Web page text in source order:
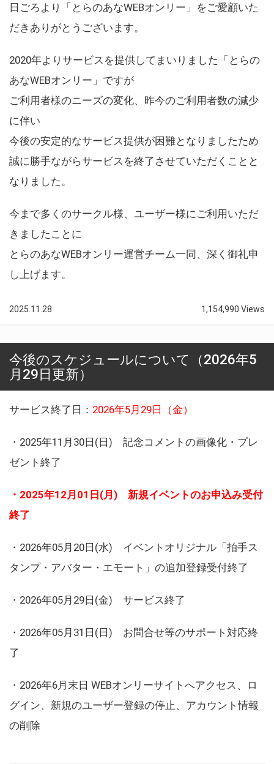
日ごろより「とらのあなWEBオンリー」をご愛顧いた
だきありがとうございます。
2020年よりサービスを提供してまいりました「とらの
あなWEBオンリー」ですが
ご利用者様のニーズの変化、昨今のご利用者数の減少
に伴い
今後の安定的なサービス提供が困難となりましたため
誠に勝手ながらサービスを終了させていただくことと
なりました。
今まで多くのサークル様、ユーザー様にご利用いただ
きましたことに
とらのあなWEBオンリー運営チーム一同、深く御礼申
し上げます。
2025.11.28 1,154,990 Views
今後のスケジュールについて（2026年5
月29日更新）
サービス終了日： 2026年5月29日（金）
・2025年11月30日(日) 記念コメントの画像化・プレ
ゼント終了
・2025年12月01日(月) 新規イベントのお申込み受付
終了
・2026年05月20日(水) イベントオリジナル「拍手ス
タンプ・アバター・エモート」の追加登録受付終了
・2026年05月29日(金) サービス終了
・2026年05月31日(日) お問合せ等のサポート対応終
了
・2026年6月末日 WEBオンリーサイトへアクセス、ロ
グイン、新規のユーザー登録の停止、アカウント情報
の削除